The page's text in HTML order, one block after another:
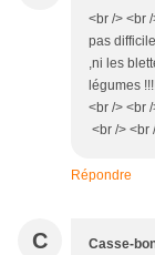
<br /> <br
pas
,ni les
légumes
<br /> <br
<br /> <br
Répondre
C Casse-